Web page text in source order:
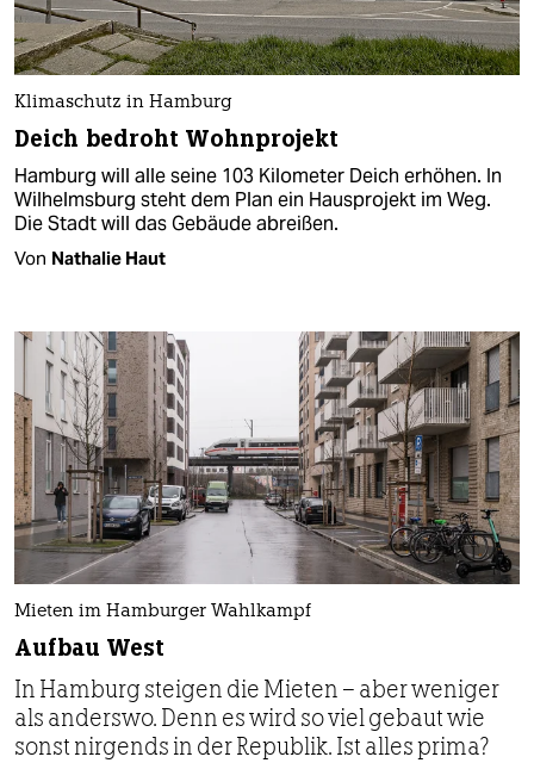
Klimaschutz in Hamburg
Deich bedroht Wohnprojekt
Hamburg will alle seine 103 Kilometer Deich erhöhen. In
Wilhelmsburg steht dem Plan ein Hausprojekt im Weg.
Die Stadt will das Gebäude abreißen.
Von Nathalie Haut
Mieten im Hamburger Wahlkampf
Aufbau West
In Hamburg steigen die Mieten – aber weniger
als anderswo. Denn es wird so viel gebaut wie
sonst nirgends in der Republik. Ist alles prima?